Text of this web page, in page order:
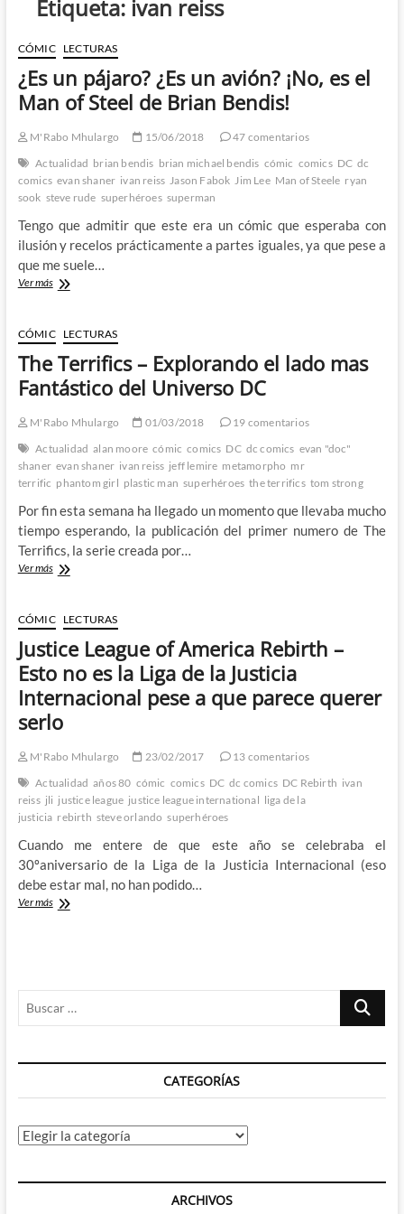
Etiqueta: ivan reiss
CÓMIC LECTURAS
¿Es un pájaro? ¿Es un avión? ¡No, es el
Man of Steel de Brian Bendis!
M'Rabo Mhulargo 15/06/2018
47 comentarios
Actualidad brian bendis brian michael bendis cómic comics DC dc
comics evan shaner ivan reiss Jason Fabok Jim Lee Man of Steele ryan
sook steve rude superhéroes superman
Tengo que admitir que este era un cómic que esperaba con
ilusión y recelos prácticamente a partes iguales, ya que pese a
que me suele…
Ver más¿Es
¿Es
un
avión?
¡No,
es
Man
Brian
Bendis!
CÓMIC LECTURAS
The Terrifics – Explorando el lado mas
Fantástico del Universo DC
M'Rabo Mhulargo 01/03/2018
19 comentarios
Actualidad alan moore cómic comics DC dc comics evan "doc"
shaner evan shaner ivan reiss jeff lemire metamorpho mr
terrific phantom girl plastic man superhéroes the terrifics tom strong
Por fin esta semana ha llegado un momento que llevaba mucho
tiempo esperando, la publicación del primer numero de The
Terrifics, la serie creada por…
Ver másThe
Explorando
el
lado
Fantástico
del
DC
CÓMIC LECTURAS
Justice League of America Rebirth –
Esto no es la Liga de la Justicia
Internacional pese a que parece querer
serlo
M'Rabo Mhulargo 23/02/2017
13 comentarios
Actualidad años 80 cómic comics DC dc comics DC Rebirth ivan
reiss jli justice league justice league international liga de la
justicia rebirth steve orlando superhéroes
Cuando me entere de que este año se celebraba el
30ºaniversario de la Liga de la Justicia Internacional (eso
debe estar mal, no han podido…
Ver másJustice
no
es
Liga
la
Internacional
pese
Buscar
CATEGORÍAS
Categorías
ARCHIVOS